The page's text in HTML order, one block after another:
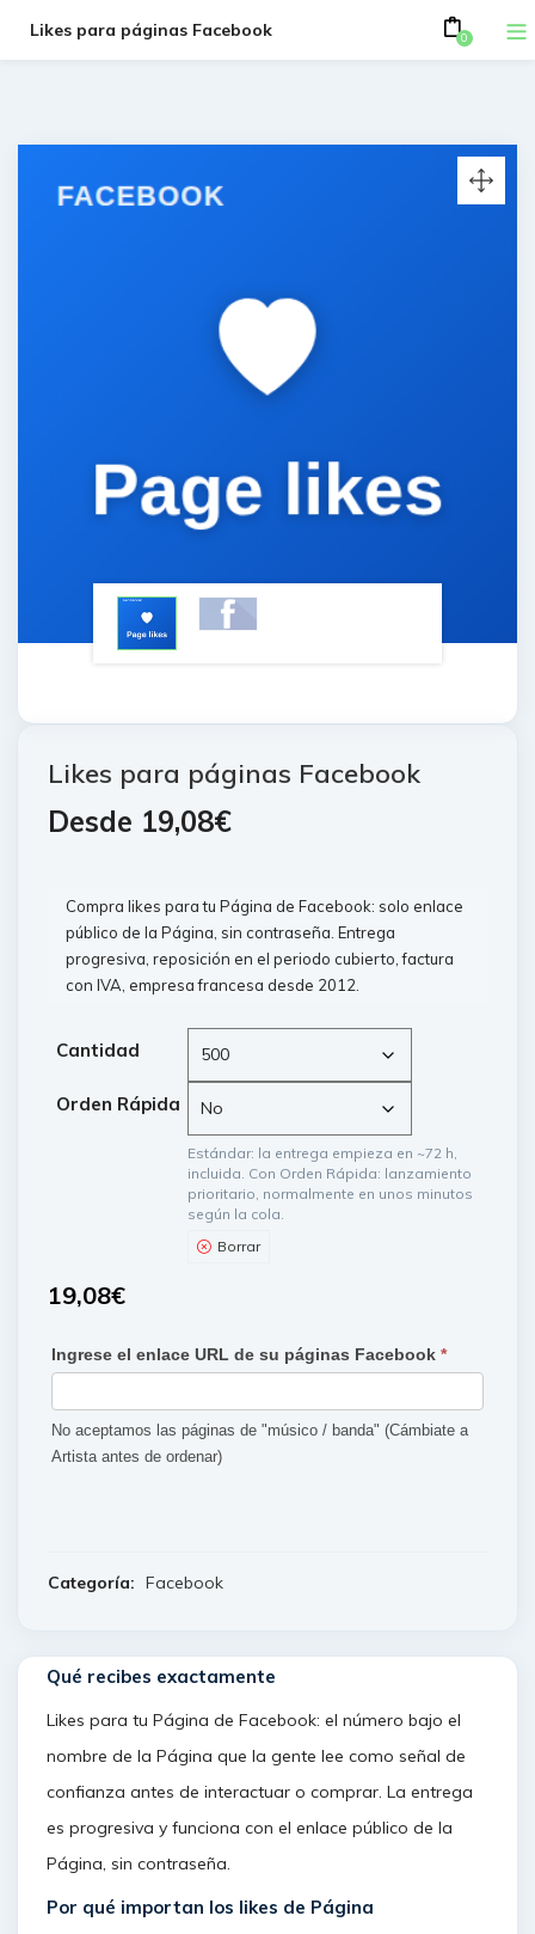
Likes para páginas Facebook 0
Likes para páginas Facebook
Desde 19,08€
Compra likes para tu Página de Facebook: solo enlace
público de la Página, sin contraseña. Entrega
progresiva, reposición en el periodo cubierto, factura
con IVA, empresa francesa desde 2012.
Cantidad
Orden Rápida
Estándar: la entrega empieza en ~72 h,
incluida. Con Orden Rápida: lanzamiento
prioritario, normalmente en unos minutos
según la cola.
Borrar
19,08€
Formulaire
Facebook
Likes
Ingrese el enlace URL de su páginas Facebook*
No aceptamos las páginas de "músico / banda" (Cámbiate a
Artista antes de ordenar)
Categoría: Facebook
Qué recibes exactamente
Likes para tu Página de Facebook: el número bajo el
nombre de la Página que la gente lee como señal de
confianza antes de interactuar o comprar. La entrega
es progresiva y funciona con el enlace público de la
Página, sin contraseña.
Por qué importan los likes de Página